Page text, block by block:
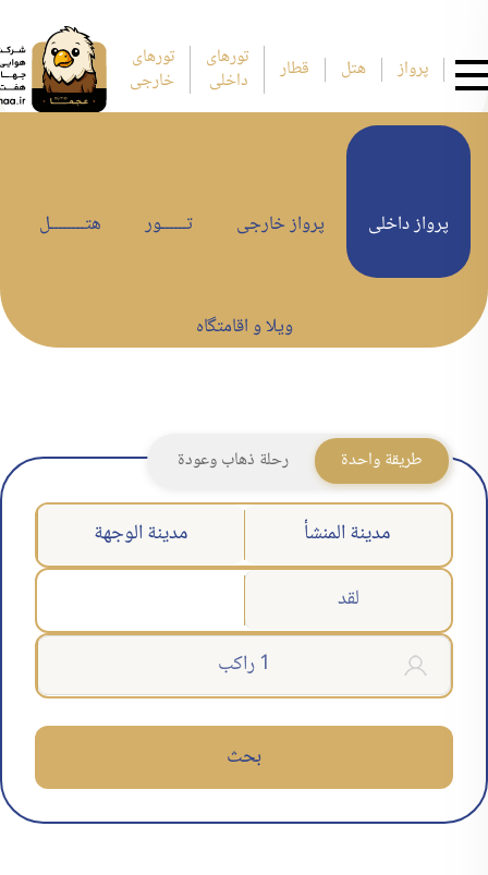
پرواز هتل قطار
تورهای
داخلی
تورهای
خارجی
پرواز داخلی پرواز خارجی تــــــور هتــــــــل
ویلا و اقامتگاه
طريقة واحدة رحلة ذهاب وعودة
مدينة المنشأ مدينة الوجهة
بحث